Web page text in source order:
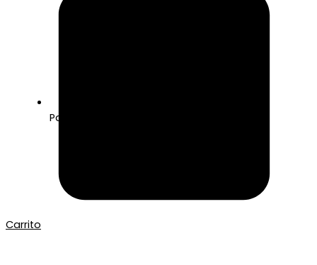
Carrito
Pago seguro con Tarjeta o Bizum